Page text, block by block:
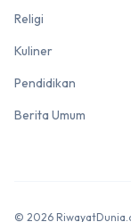
Religi
Kuliner
Pendidikan
Berita Umum
© 2026